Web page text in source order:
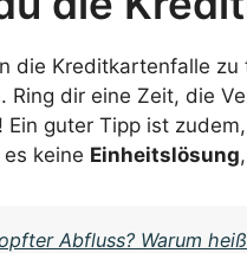
die Kreditkartenfalle
Ring dir eine Zeit, die
Ein guter Tipp ist
keine Einheitslösung
Abfluss? Warum